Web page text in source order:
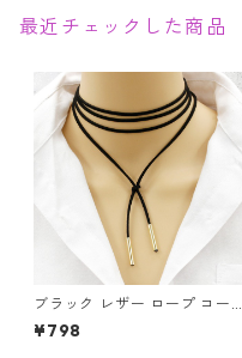
最近チェックした商品
ブラック レザー ロープ コード
ネックレス ロングチョーカー
ゴールド シルバー ボヘミアン
¥798